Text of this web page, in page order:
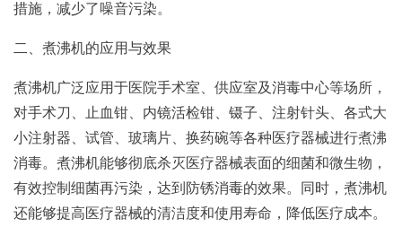
措施，减少了噪音污染。
二、煮沸机的应用与效果
煮沸机广泛应用于医院手术室、供应室及消毒中心等场所，
对手术刀、止血钳、内镜活检钳、镊子、注射针头、各式大
小注射器、试管、玻璃片、换药碗等各种医疗器械进行煮沸
消毒。煮沸机能够彻底杀灭医疗器械表面的细菌和微生物，
有效控制细菌再污染，达到防锈消毒的效果。同时，煮沸机
还能够提高医疗器械的清洁度和使用寿命，降低医疗成本。